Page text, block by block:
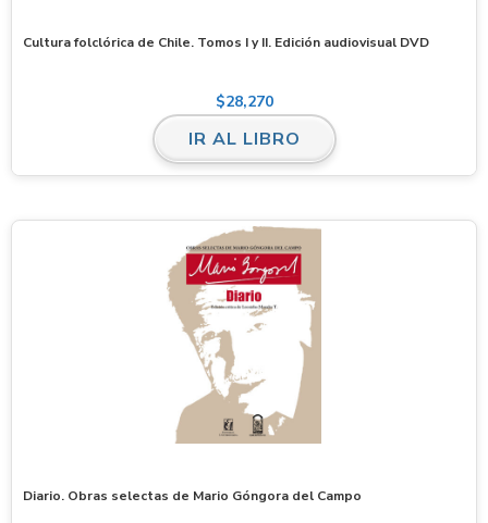
Cultura folclórica de Chile. Tomos I y II. Edición audiovisual DVD
$28,270
IR AL LIBRO
Diario. Obras selectas de Mario Góngora del Campo